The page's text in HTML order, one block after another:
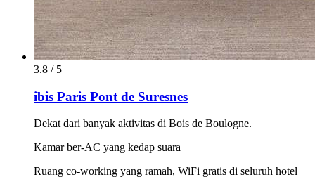
3.8 / 5
ibis Paris Pont de Suresnes
Dekat dari banyak aktivitas di Bois de Boulogne.
Kamar ber-AC yang kedap suara
Ruang co-working yang ramah, WiFi gratis di seluruh hotel